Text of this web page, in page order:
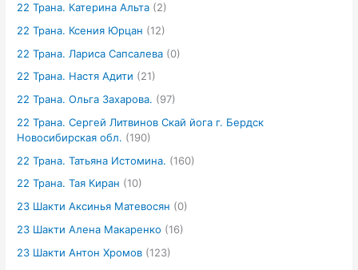
22 Трана. Катерина Альта (2)
22 Трана. Ксения Юрцан (12)
22 Трана. Лариса Сапсалева (0)
22 Трана. Настя Адити (21)
22 Трана. Ольга Захарова. (97)
22 Трана. Сергей Литвинов Скай йога г. Бердск
Новосибирская обл. (190)
22 Трана. Татьяна Истомина. (160)
22 Трана. Тая Киран (10)
23 Шакти Аксинья Матевосян (0)
23 Шакти Алена Макаренко (16)
23 Шакти Антон Хромов (123)